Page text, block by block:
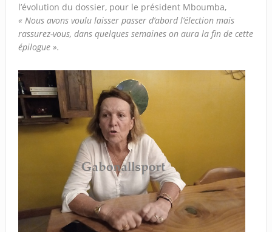
l’évolution du dossier, pour le président Mboumba,
« Nous avons voulu laisser passer d’abord l’élection mais
rassurez-vous, dans quelques semaines on aura la fin de cette
épilogue ».